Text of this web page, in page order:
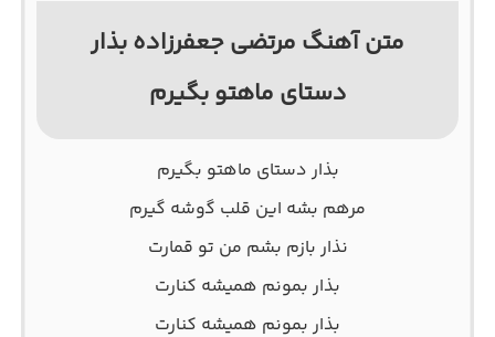
متن آهنگ مرتضی جعفرزاده بذار
دستای ماهتو بگیرم
بذار دستای ماهتو بگیرم
مرهم بشه این قلب ﮔوشه گیرم
نذار بازم بشم من تو قمارت
بذار بمونم همیشه کنارت
بذار بمونم همیشه کنارت